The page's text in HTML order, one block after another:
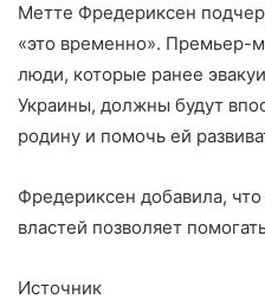
Метте Фредериксен
«это временно». Премьер-
люди, которые ранее
Украины, должны будут
родину и помочь ей
Фредериксен добавила, что
властей позволяет
Источник